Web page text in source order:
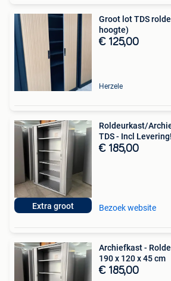
Groot lot TDS
hoogte)
€ 125,00
Herzele
Extra groot
Roldeurkast/
TDS - Incl Levering!
€ 185,00
Bezoek website
Archiefkast -
190 x 120 x 45 cm
€ 185,00